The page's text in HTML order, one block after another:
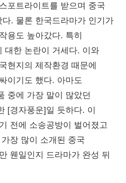
포트라이트를 받으며 중국
. 물론 한국드라마가 인기가
용도 높아갔다. 특히
대한 논란이 거세다. 이와
현지의 제작환경 때문에
이기도 했다. 아마도
중에 가장 말이 많았던
[경자풍운]일 듯하다. 이
전에 소송공방이 벌어졌고
장 많이 소개된 중국
웬일인지 드라마가 완성 뒤